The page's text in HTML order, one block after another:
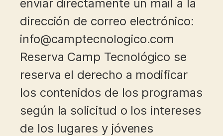
enviar directamente un mail a la
dirección de correo electrónico:
info@camptecnologico.com
Reserva Camp Tecnológico se
reserva el derecho a modificar
los contenidos de los programas
según la solicitud o los intereses
de los lugares y jóvenes